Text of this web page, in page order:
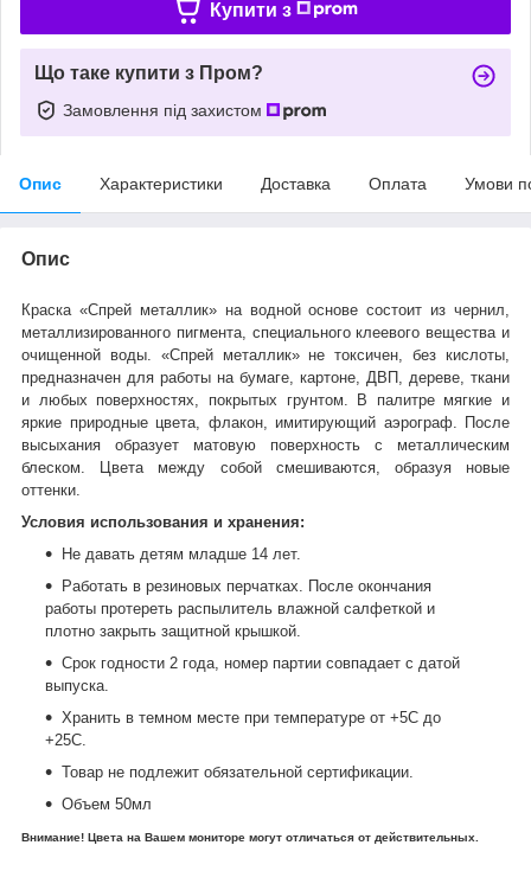
Купити з
Що таке купити з Пром?
Замовлення під захистом
Опис Характеристики Доставка Оплата Умови
Опис
Краска «Спрей металлик» на водной основе состоит из чернил,
металлизированного пигмента, специального клеевого вещества и
очищенной воды. «Спрей металлик» не токсичен, без кислоты,
предназначен для работы на бумаге, картоне, ДВП, дереве, ткани
и любых поверхностях, покрытых грунтом. В палитре мягкие и
яркие природные цвета, флакон, имитирующий аэрограф. После
высыхания образует матовую поверхность с металлическим
блеском. Цвета между собой смешиваются, образуя новые
оттенки.
Условия использования и хранения:
Не давать детям младше 14 лет.
Работать в резиновых перчатках. После окончания
работы протереть распылитель влажной салфеткой и
плотно закрыть защитной крышкой.
Срок годности 2 года, номер партии совпадает с датой
выпуска.
Хранить в темном месте при температуре от +5С до
+25С.
Товар не подлежит обязательной сертификации.
Объем 50мл
Внимание! Цвета на Вашем мониторе могут отличаться от действительных.